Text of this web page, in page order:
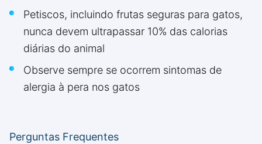
Petiscos, incluindo frutas seguras para gatos,
nunca devem ultrapassar 10% das calorias
diárias do animal
Observe sempre se ocorrem sintomas de
alergia à pera nos gatos
Perguntas Frequentes